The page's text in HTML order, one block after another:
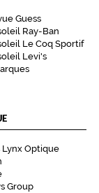
Guess
Ray-Ban
Le Coq Sportif
Levi's
Lynx Optique
Group